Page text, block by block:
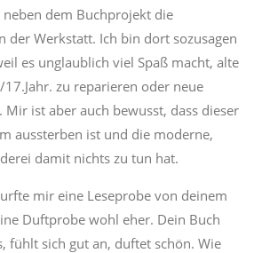
neben dem Buchprojekt die
der Werkstatt. Ich bin dort sozusagen
es unglaublich viel Spaß macht, alte
zu reparieren oder neue
Mir ist aber auch bewusst, dass dieser
aussterben ist und die moderne,
damit nichts zu tun hat.
mir eine Leseprobe von deinem
Duftprobe wohl eher. Dein Buch
fühlt sich gut an, duftet schön. Wie